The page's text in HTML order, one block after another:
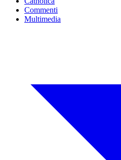
Commenti
Multimedia